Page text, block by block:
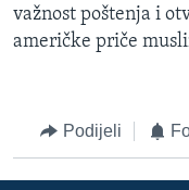
važnost poštenja i
američke priče
Podijeli